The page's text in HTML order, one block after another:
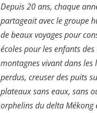
Depuis 20 ans, chaque
partageait avec le groupe
de beaux voyages pour
écoles pour les enfants des
montagnes vivant dans les
perdus, creuser des puits
plateaux sans eaux, sans
orphelins du delta Mékong